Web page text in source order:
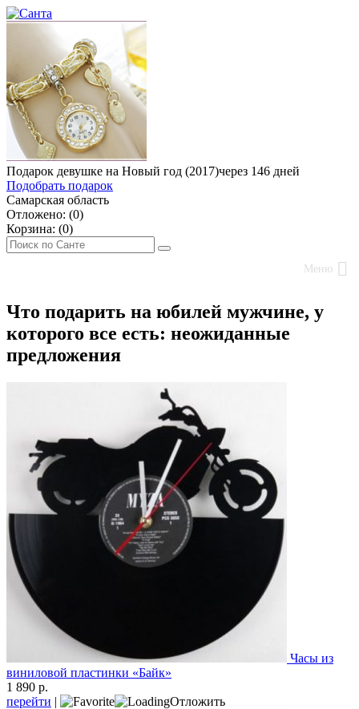
Подарок девушке на Новый год (2017)через 146 дней
Подобрать подарок
Самарская область
Отложено: (0)
Корзина: (0)
Меню
Что подарить на юбилей мужчине, у
которого все есть: неожиданные
предложения
Часы из
виниловой пластинки «Байк»
1 890 р.
перейти | Отложить